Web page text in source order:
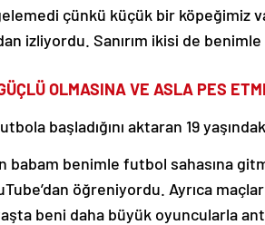
çünkü küçük bir köpeğimiz
izliyordu. Sanırım ikisi de
OLMASINA VE ASLA PES
başladığını aktaran 19
babam benimle futbol sahasına
öğreniyordu. Ayrıca
beni daha büyük oyuncularla